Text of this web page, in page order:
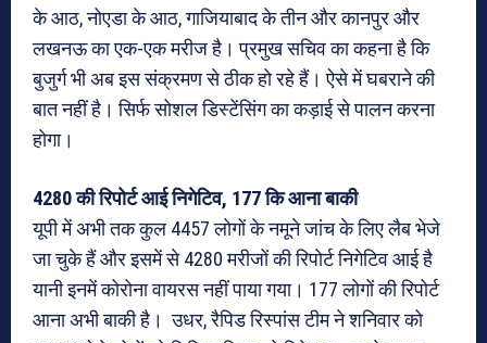
के आठ, नोएडा के आठ, गाजियाबाद के तीन और कानपुर और
लखनऊ का एक-एक मरीज है। प्रमुख सचिव का कहना है कि
बुजुर्ग भी अब इस संक्रमण से ठीक हो रहे हैं। ऐसे में घबराने की
बात नहीं है। सिर्फ सोशल डिस्टेंसिंग का कड़ाई से पालन करना
होगा।
4280 की रिपोर्ट आई निगेटिव, 177 कि आना बाकी
यूपी में अभी तक कुल 4457 लोगों के नमूने जांच के लिए लैब भेजे
जा चुके हैं और इसमें से 4280 मरीजों की रिपोर्ट निगेटिव आई है
यानी इनमें कोरोना वायरस नहीं पाया गया। 177 लोगों की रिपोर्ट
आना अभी बाकी है। उधर, रैपिड रिस्पांस टीम ने शनिवार को